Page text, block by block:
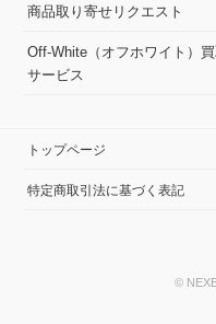
商品取り寄せリクエスト
Off-White（オフホワイト）買
サービス
トップページ
特定商取引法に基づく表記
©